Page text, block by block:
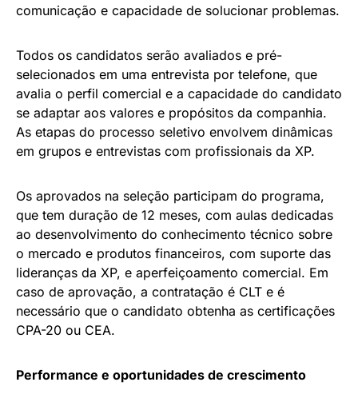
comunicação e capacidade de solucionar problemas.
Todos os candidatos serão avaliados e pré-
selecionados em uma entrevista por telefone, que
avalia o perfil comercial e a capacidade do candidato
se adaptar aos valores e propósitos da companhia.
As etapas do processo seletivo envolvem dinâmicas
em grupos e entrevistas com profissionais da XP.
Os aprovados na seleção participam do programa,
que tem duração de 12 meses, com aulas dedicadas
ao desenvolvimento do conhecimento técnico sobre
o mercado e produtos financeiros, com suporte das
lideranças da XP, e aperfeiçoamento comercial. Em
caso de aprovação, a contratação é CLT e é
necessário que o candidato obtenha as certificações
CPA-20 ou CEA.
Performance e oportunidades de crescimento